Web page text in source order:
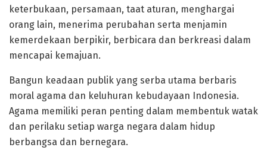
keterbukaan, persamaan, taat aturan, menghargai
orang lain, menerima perubahan serta menjamin
kemerdekaan berpikir, berbicara dan berkreasi dalam
mencapai kemajuan.
Bangun keadaan publik yang serba utama berbaris
moral agama dan keluhuran kebudayaan Indonesia.
Agama memiliki peran penting dalam membentuk watak
dan perilaku setiap warga negara dalam hidup
berbangsa dan bernegara.